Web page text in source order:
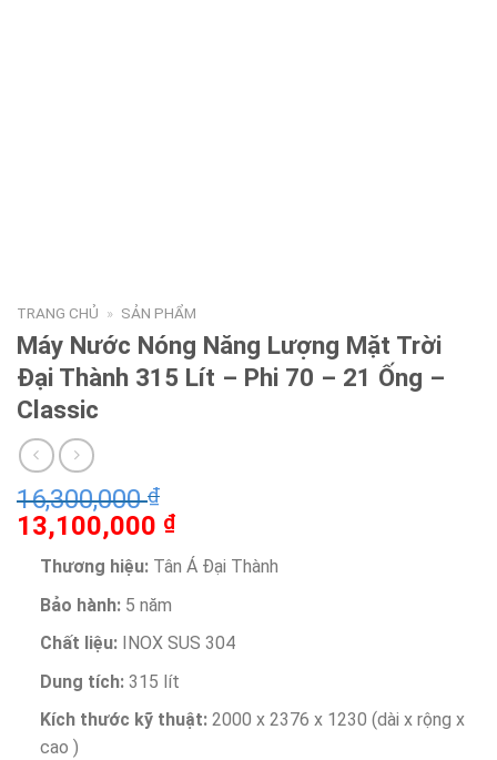
TRANG CHỦ » SẢN PHẨM
Máy Nước Nóng Năng Lượng Mặt Trời
Đại Thành 315 Lít – Phi 70 – 21 Ống –
Classic
16,300,000₫
13,100,000 ₫
Thương hiệu:Tân Á Đại Thành
Bảo hành:5 năm
Chất liệu:INOX SUS 304
Dung tích:315 lít
Kích thước kỹ thuật: 2000 x 2376 x 1230 (dài x rộng x
cao )